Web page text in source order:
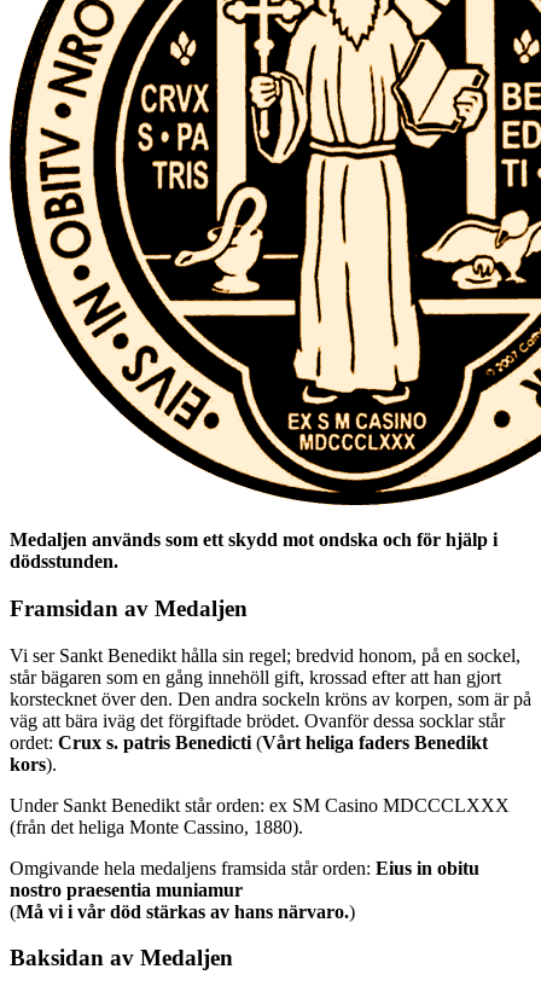
Medaljen används som ett skydd mot ondska och för hjälp i
dödsstunden.
Framsidan av Medaljen
Vi ser Sankt Benedikt hålla sin regel; bredvid honom, på en sockel,
står bägaren som en gång innehöll gift, krossad efter att han gjort
korstecknet över den. Den andra sockeln kröns av korpen, som är på
väg att bära iväg det förgiftade brödet. Ovanför dessa socklar står
ordet: Crux s. patris Benedicti (Vårt heliga faders Benedikt
kors).
Under Sankt Benedikt står orden: ex SM Casino MDCCCLXXX
(från det heliga Monte Cassino, 1880).
Omgivande hela medaljens framsida står orden: Eius in obitu
nostro praesentia muniamur
(Må vi i vår död stärkas av hans närvaro.)
Baksidan av Medaljen